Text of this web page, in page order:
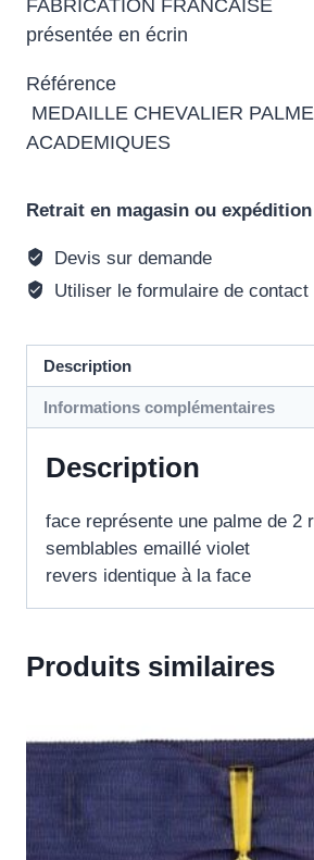
FABRICATION FRANCAISE
présentée en écrin
Référence
MEDAILLE CHEVALIER
ACADEMIQUES
Retrait en magasin ou expédition
Devis sur demande
Utiliser le formulaire de contact
Description
Informations complémentaires
Description
face représente une palme de 2
semblables emaillé violet
revers identique à la face
Produits similaires